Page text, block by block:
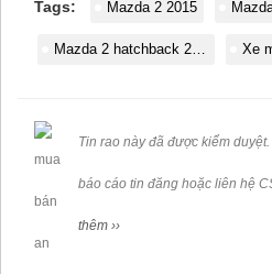
Tags: Mazda 2 2015
Xe
Tin rao này đã được kiểm
báo cáo tin đăng hoặc liên hệ
thêm ››